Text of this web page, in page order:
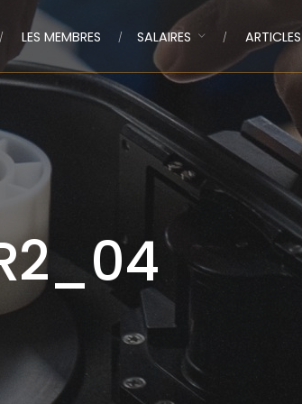
LES MEMBRES SALAIRES ARTICLES